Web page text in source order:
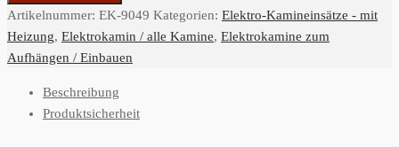
Artikelnummer: EK-9049 Kategorien: Elektro-Kamineinsätze - mit
Heizung, Elektrokamin / alle Kamine, Elektrokamine zum
Aufhängen / Einbauen
Beschreibung
Produktsicherheit